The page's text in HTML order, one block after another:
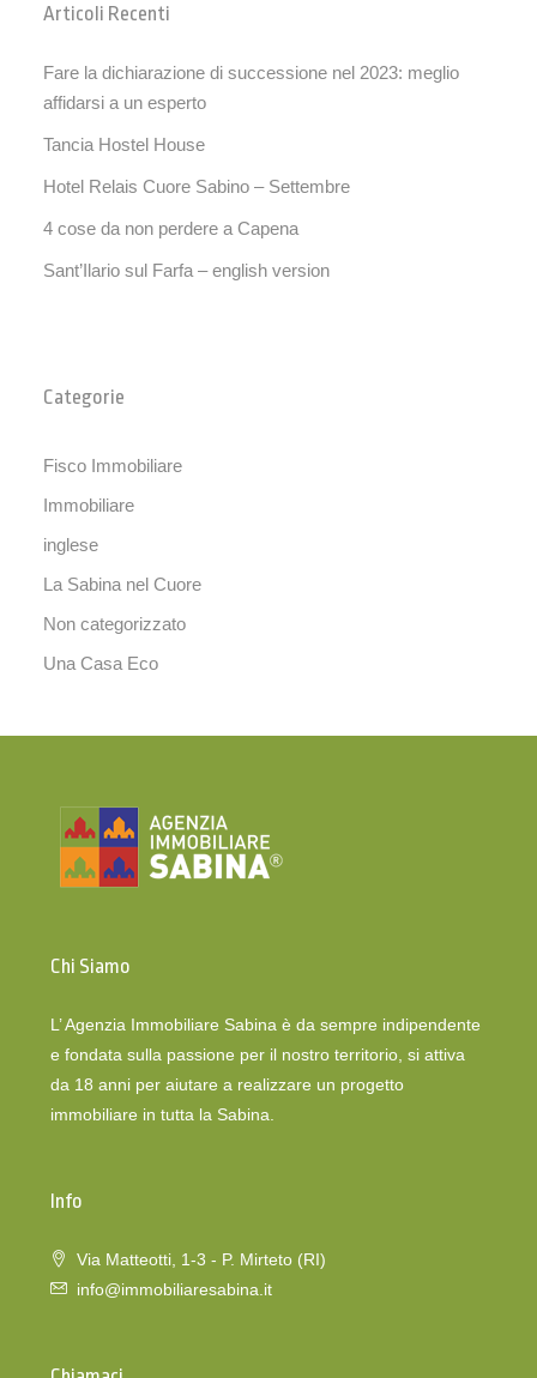
Articoli Recenti
Fare la dichiarazione di successione nel 2023: meglio
affidarsi a un esperto
Tancia Hostel House
Hotel Relais Cuore Sabino – Settembre
4 cose da non perdere a Capena
Sant’Ilario sul Farfa – english version
Categorie
Fisco Immobiliare
Immobiliare
inglese
La Sabina nel Cuore
Non categorizzato
Una Casa Eco
Chi Siamo
L’ Agenzia Immobiliare Sabina è da sempre indipendente
e fondata sulla passione per il nostro territorio, si attiva
da 18 anni per aiutare a realizzare un progetto
immobiliare in tutta la Sabina.
Info
Via Matteotti, 1-3 - P. Mirteto (RI)
info@immobiliaresabina.it